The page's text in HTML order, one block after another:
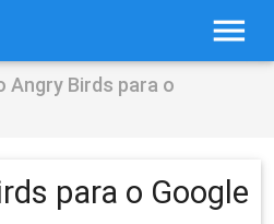
menu
Angry Birds para o
para o Google